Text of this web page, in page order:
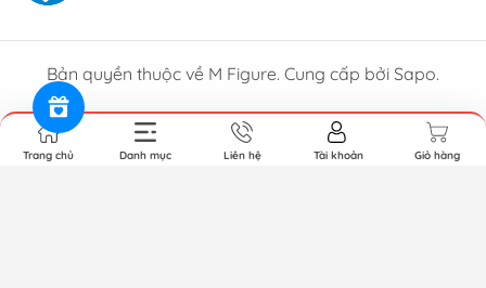
Bản quyền thuộc về M Figure. Cung cấp bởi Sapo.
Trang chủ Danh mục Liên hệ Tài khoản Giỏ hàng